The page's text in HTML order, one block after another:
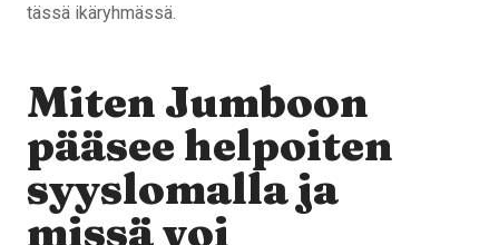
tässä ikäryhmässä.
Miten Jumboon
pääsee helpoiten
syyslomalla ja
missä voi